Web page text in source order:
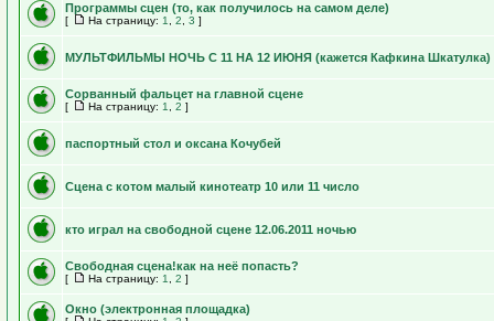
Программы сцен (то, как получилось на самом деле)
[ На страницу: 1 2 3 ]
МУЛЬТФИЛЬМЫ НОЧЬ С 11 НА 12 ИЮНЯ (кажется Кафкина Шкатулка)
Сорванный фальцет на главной сцене
[ На страницу: 1 2 ]
паспортный стол и оксана Кочубей
Сцена с котом малый кинотеатр 10 или 11 число
кто играл на свободной сцене 12.06.2011 ночью
Свободная сцена!как на неё попасть?
[ На страницу: 1 2 ]
Окно (электронная площадка)